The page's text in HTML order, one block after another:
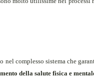
complesso sistema che
della salute fisica e